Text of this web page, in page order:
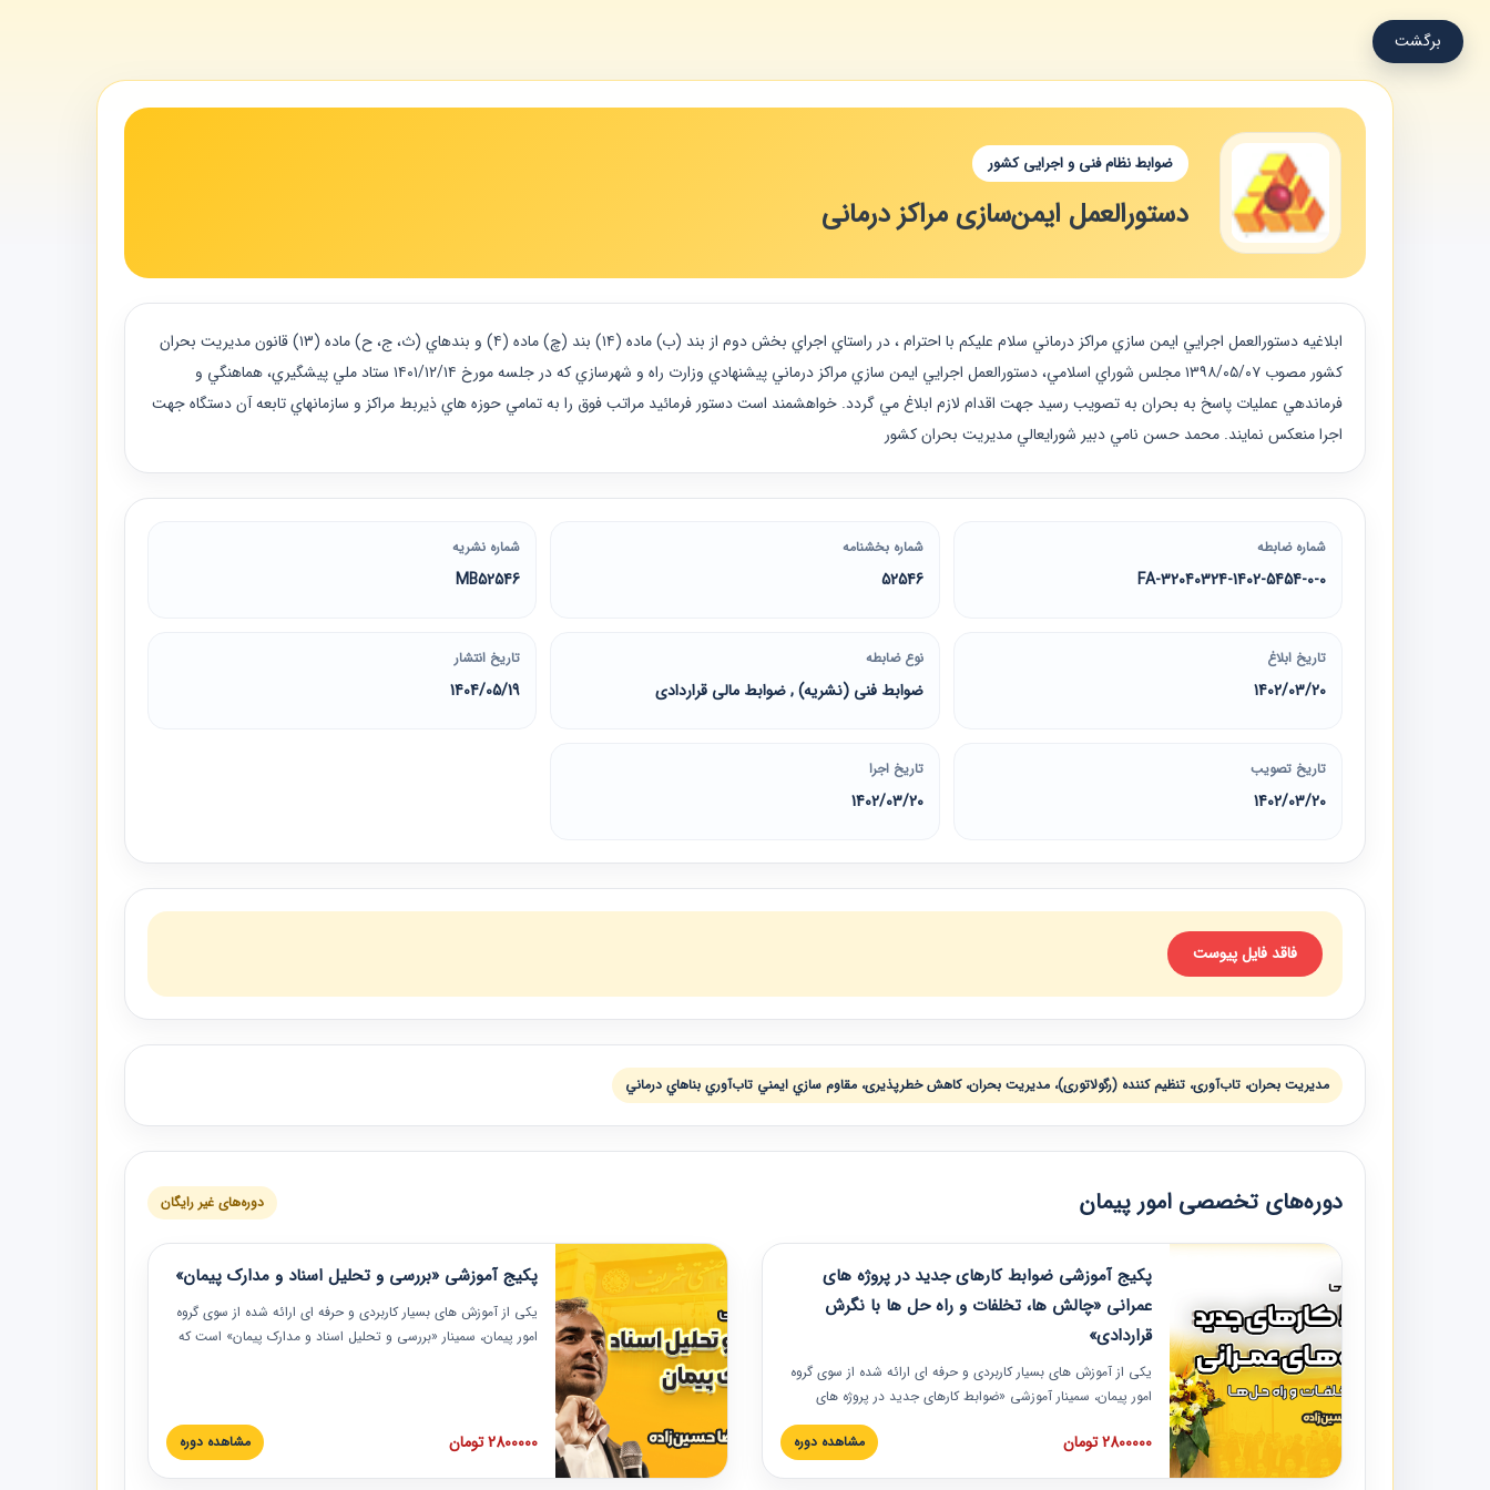
برگشت
ضوابط نظام فنی و اجرایی کشور
دستورالعمل ایمن‌سازی مراکز درمانی
ابلاغيه دستورالعمل اجرايي ايمن سازي مراكز درماني سلام عليكم با احترام ، در راستاي اجراي بخش دوم از بند (ب) ماده (۱۴) بند (چ) ماده (۴) و بندهاي (ث، ج، ح) ماده (۱۳) قانون مديريت بحران
كشور مصوب ۱۳۹۸/۰۵/۰۷ مجلس شوراي اسلامي، دستورالعمل اجرايي ايمن سازي مراكز درماني پيشنهادي وزارت راه و شهرسازي كه در جلسه مورخ ۱۴۰۱/۱۲/۱۴ ستاد ملي پيشگيري، هماهنگي و
فرماندهي عمليات پاسخ به بحران به تصويب رسيد جهت اقدام لازم ابلاغ مي گردد. خواهشمند است دستور فرمائيد مراتب فوق را به تمامي حوزه هاي ذيربط مراكز و سازمانهاي تابعه آن دستگاه جهت
اجرا منعكس نمايند. محمد حسن نامي دبير شورايعالي مديريت بحران كشور
شماره ضابطه
32040324-1402-5454-0-0-FA
شماره بخشنامه
52546
شماره نشریه
MB52546
تاریخ ابلاغ
1402/03/20
نوع ضابطه
ضوابط فنی (نشریه) , ضوابط مالی قراردادی
تاریخ انتشار
1404/05/19
تاریخ تصویب
1402/03/20
تاریخ اجرا
1402/03/20
فاقد فایل پیوست
مديريت بحران، تاب‌آوری، تنظيم كننده (رگولاتوری)، مديريت بحران، كاهش خطرپذيری، مقاوم سازي ايمني تاب‌آوري بناهاي درماني
دوره‌های تخصصی امور پیمان دوره‌های غیر رایگان
پکیج آموزشی ضوابط کارهای جدید در پروژه های
عمرانی «چالش ها، تخلفات و راه حل ها با نگرش
قراردادی»
یکی از آموزش‏‏‏‏‏‏ های بسیار کاربردی و حرفه‏ ای ارائه شده از سوی گروه
امور پیمان، سمینار آموزشی «ضوابط کارهای جدید در پروژه های
عمرانی» چالش ها، تخلفات و راه حل ها با نگرش قراردادی است که
در محل سندیکای شرکت های ساختمانی کشور ارائه شد. در این
2800000 تومان مشاهده دوره
پکیج آموزشی «بررسی و تحلیل اسناد و مدارک پیمان»
یکی از آموزش‏‏‏‏‏‏ های بسیار کاربردی و حرفه‏ ای ارائه شده از سوی گروه
امور پیمان، سمینار «بررسی و تحلیل اسناد و مدارک پیمان» است که
عملی در این خصوص ارائه شده است.
2800000 تومان مشاهده دوره